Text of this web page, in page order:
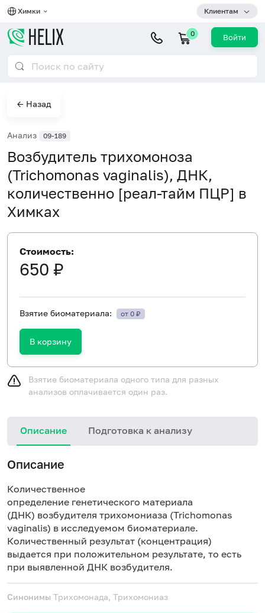
Химки Клиентам
0 Войти
← Назад
Анализ 09-189
Возбудитель трихомоноза
(Trichomonas vaginalis), ДНК,
количественно [реал-тайм ПЦР] в
Химках
Стоимость:
650 ₽
Взятие биоматериала: от 0 ₽
В корзину
Взятие биоматериала одного типа для разных
анализов оплачивается один раз.
Описание Подготовка к анализу
Описание
Количественное
определение генетического материала
(ДНК) возбудителя трихомониаза (Trichomonas
vaginalis) в исследуемом биоматериале.
Количественный результат (концентрация)
выдается при положительном результате, то есть
при выявленной ДНК возбудителя.
Синонимы Трихомонада, Трихомониаз